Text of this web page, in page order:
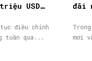
USD
điều chỉnh
tuần qua...
đãi
mới